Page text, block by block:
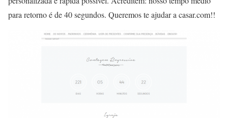
para retorno é de 40 segundos. Queremos te ajudar a casar.com!!